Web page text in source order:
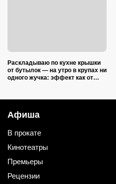
Раскладываю по кухне крышки
от бутылок — на утро в крупах ни
одного жучка: эффект как от
Афиша
В прокате
Кинотеатры
Премьеры
Рецензии